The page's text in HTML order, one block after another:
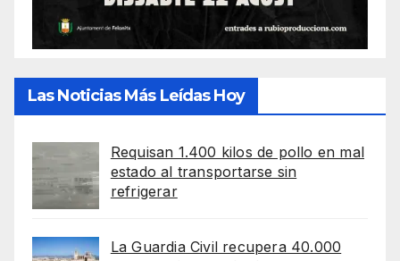
Las Noticias Más Leídas Hoy
Requisan 1.400 kilos de pollo en mal
estado al transportarse sin
refrigerar
La Guardia Civil recupera 40.000